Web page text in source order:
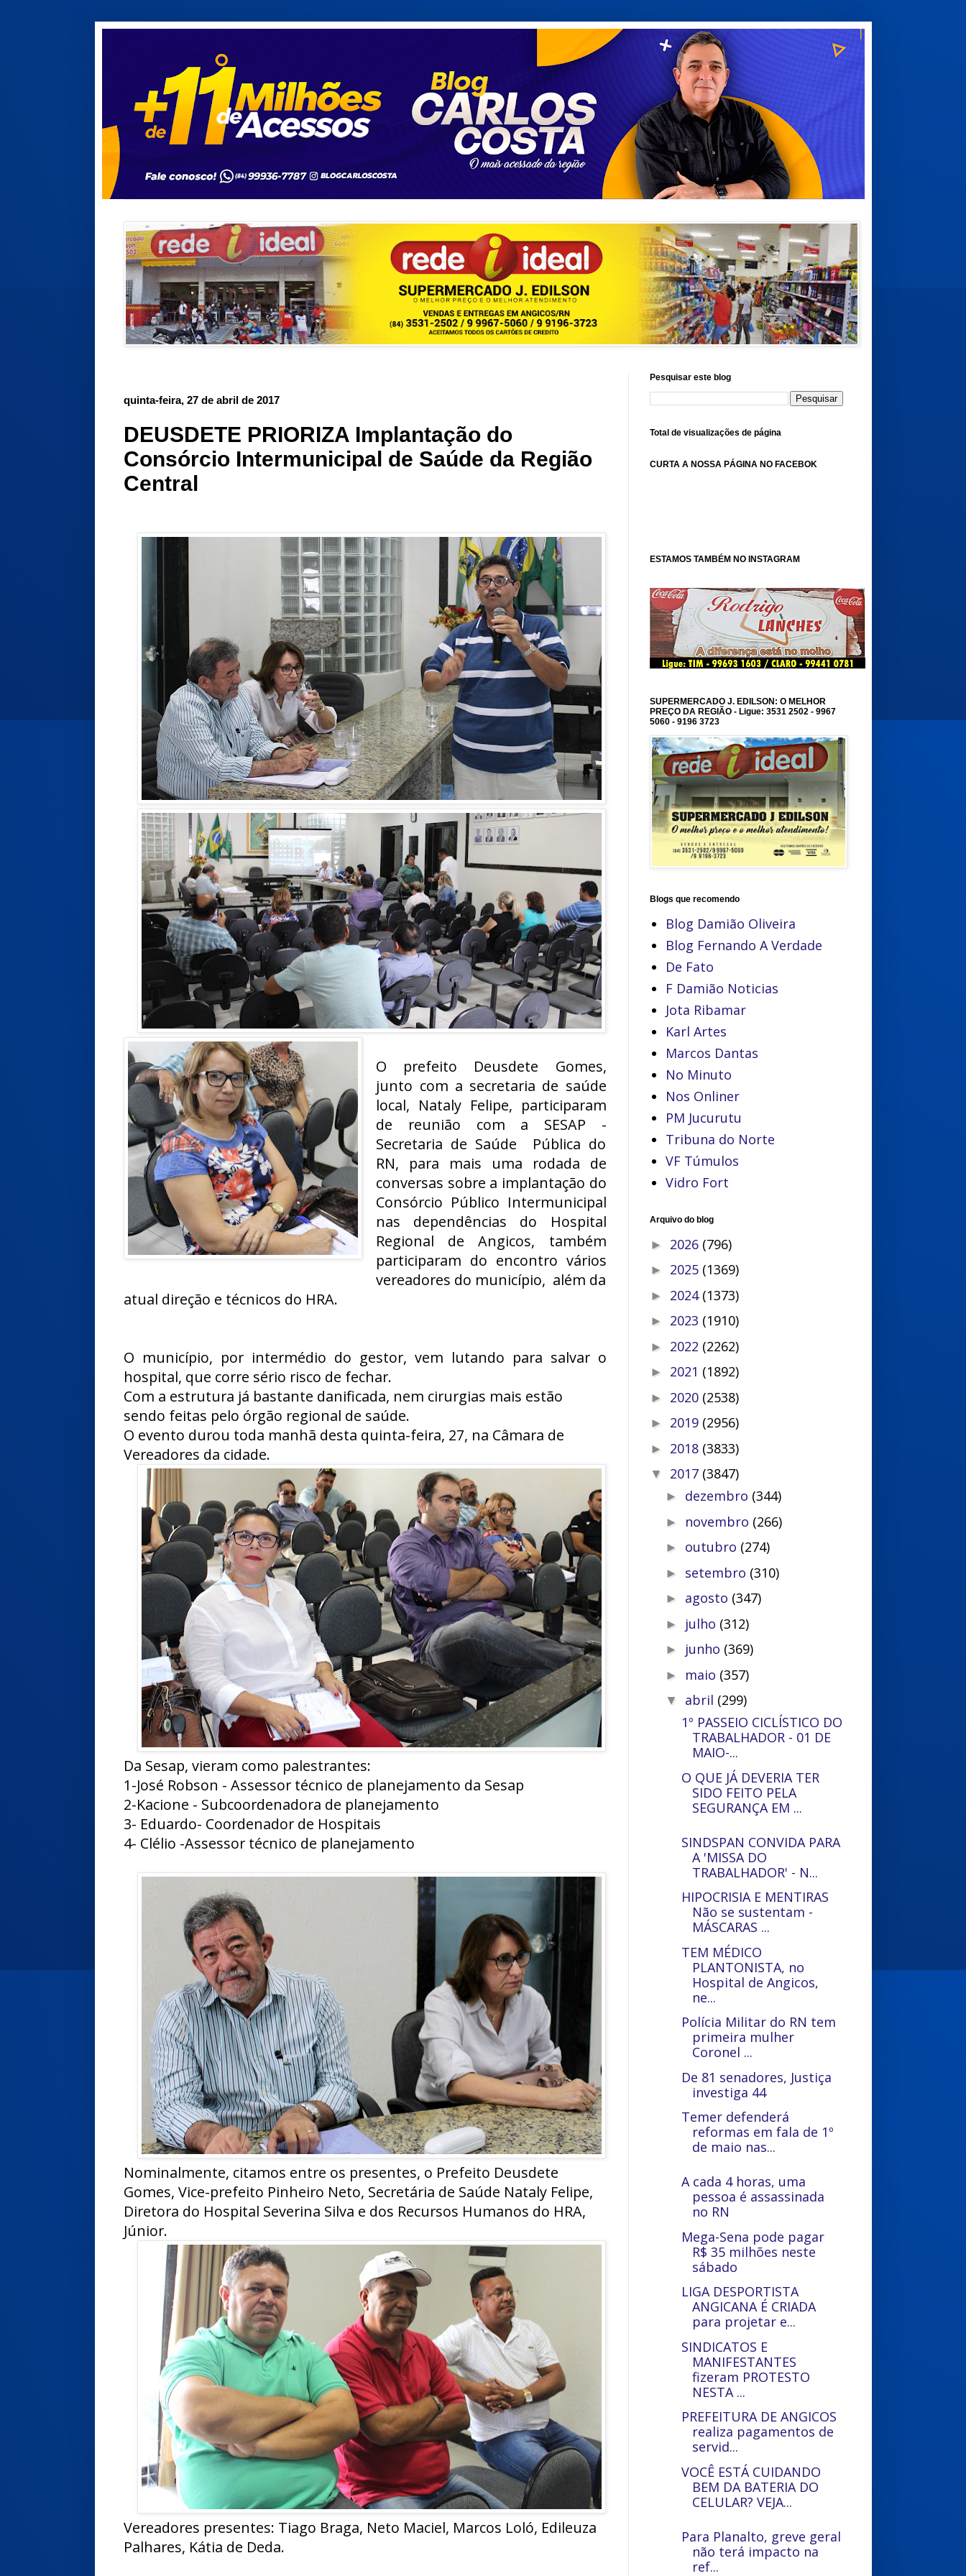
quinta-feira, 27 de abril de 2017
DEUSDETE PRIORIZA Implantação do
Consórcio Intermunicipal de Saúde da Região
Central
O prefeito Deusdete Gomes,
junto com a secretaria de saúde
local, Nataly Felipe, participaram
de reunião com a SESAP -
Secretaria de Saúde Pública do
RN, para mais uma rodada de
conversas sobre a implantação do
Consórcio Público Intermunicipal
nas dependências do Hospital
Regional de Angicos, também
participaram do encontro vários
vereadores do município, além da
atual direção e técnicos do HRA.
O município, por intermédio do gestor, vem lutando para salvar o
hospital, que corre sério risco de fechar.
Com a estrutura já bastante danificada, nem cirurgias mais estão
sendo feitas pelo órgão regional de saúde.
O evento durou toda manhã desta quinta-feira, 27, na Câmara de
Vereadores da cidade.
Da Sesap, vieram como palestrantes:
1-José Robson - Assessor técnico de planejamento da Sesap
2-Kacione - Subcoordenadora de planejamento
3- Eduardo- Coordenador de Hospitais
4- Clélio -Assessor técnico de planejamento
Nominalmente, citamos entre os presentes, o Prefeito Deusdete
Gomes, Vice-prefeito Pinheiro Neto, Secretária de Saúde Nataly Felipe,
Diretora do Hospital Severina Silva e dos Recursos Humanos do HRA,
Júnior.
Vereadores presentes: Tiago Braga, Neto Maciel, Marcos Loló, Edileuza
Palhares, Kátia de Deda.
Pesquisar este blog
Total de visualizações de página
CURTA A NOSSA PÁGINA NO FACEBOK
ESTAMOS TAMBÉM NO INSTAGRAM
SUPERMERCADO J. EDILSON: O MELHOR
PREÇO DA REGIÃO - Ligue: 3531 2502 - 9967
5060 - 9196 3723
Blogs que recomendo
Blog Damião Oliveira
Blog Fernando A Verdade
De Fato
F Damião Noticias
Jota Ribamar
Karl Artes
Marcos Dantas
No Minuto
Nos Onliner
PM Jucurutu
Tribuna do Norte
VF Túmulos
Vidro Fort
Arquivo do blog
► 2026 (796)
► 2025 (1369)
► 2024 (1373)
► 2023 (1910)
► 2022 (2262)
► 2021 (1892)
► 2020 (2538)
► 2019 (2956)
► 2018 (3833)
▼ 2017 (3847)
► dezembro (344)
► novembro (266)
► outubro (274)
► setembro (310)
► agosto (347)
► julho (312)
► junho (369)
► maio (357)
▼ abril (299)
1º PASSEIO CICLÍSTICO DO
TRABALHADOR - 01 DE
MAIO-...
O QUE JÁ DEVERIA TER
SIDO FEITO PELA
SEGURANÇA EM ...
SINDSPAN CONVIDA PARA
A 'MISSA DO
TRABALHADOR' - N...
HIPOCRISIA E MENTIRAS
Não se sustentam -
MÁSCARAS ...
TEM MÉDICO
PLANTONISTA, no
Hospital de Angicos,
ne...
Polícia Militar do RN tem
primeira mulher
Coronel ...
De 81 senadores, Justiça
investiga 44
Temer defenderá
reformas em fala de 1º
de maio nas...
A cada 4 horas, uma
pessoa é assassinada
no RN
Mega-Sena pode pagar
R$ 35 milhões neste
sábado
LIGA DESPORTISTA
ANGICANA É CRIADA
para projetar e...
SINDICATOS E
MANIFESTANTES
fizeram PROTESTO
NESTA ...
PREFEITURA DE ANGICOS
realiza pagamentos de
servid...
VOCÊ ESTÁ CUIDANDO
BEM DA BATERIA DO
CELULAR? VEJA...
Para Planalto, greve geral
não terá impacto na
ref...